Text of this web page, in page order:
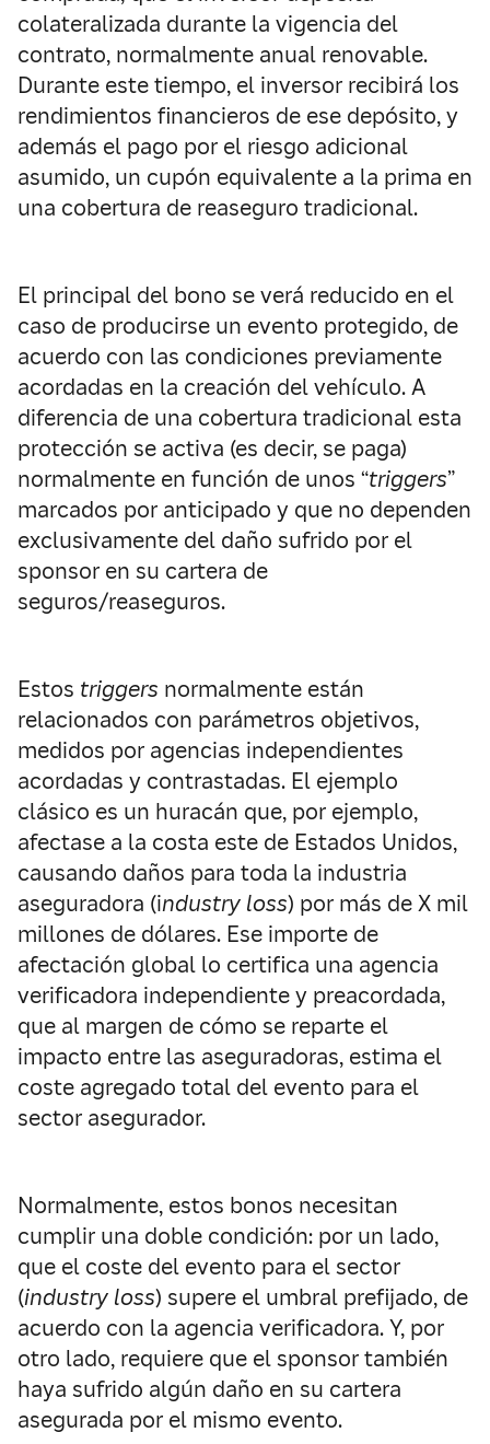
colateralizada durante la vigencia del
contrato, normalmente anual renovable.
Durante este tiempo, el inversor recibirá los
rendimientos financieros de ese depósito, y
además el pago por el riesgo adicional
asumido, un cupón equivalente a la prima en
una cobertura de reaseguro tradicional.
El principal del bono se verá reducido en el
caso de producirse un evento protegido, de
acuerdo con las condiciones previamente
acordadas en la creación del vehículo. A
diferencia de una cobertura tradicional esta
protección se activa (es decir, se paga)
normalmente en función de unos “triggers”
marcados por anticipado y que no dependen
exclusivamente del daño sufrido por el
sponsor en su cartera de
seguros/reaseguros.
Estos triggers normalmente están
relacionados con parámetros objetivos,
medidos por agencias independientes
acordadas y contrastadas. El ejemplo
clásico es un huracán que, por ejemplo,
afectase a la costa este de Estados Unidos,
causando daños para toda la industria
aseguradora (industry loss) por más de X mil
millones de dólares. Ese importe de
afectación global lo certifica una agencia
verificadora independiente y preacordada,
que al margen de cómo se reparte el
impacto entre las aseguradoras, estima el
coste agregado total del evento para el
sector asegurador.
Normalmente, estos bonos necesitan
cumplir una doble condición: por un lado,
que el coste del evento para el sector
(industry loss) supere el umbral prefijado, de
acuerdo con la agencia verificadora. Y, por
otro lado, requiere que el sponsor también
haya sufrido algún daño en su cartera
asegurada por el mismo evento.